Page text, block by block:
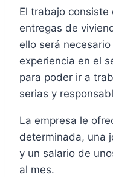
El trabajo consiste
entregas de
ello será
experiencia en el
para poder ir a
serias y
La empresa le
determinada, una
y un salario de
al mes.